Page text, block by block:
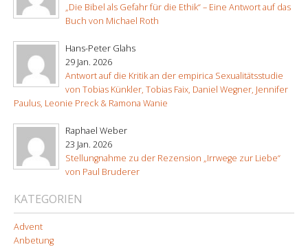
„Die Bibel als Gefahr für die Ethik“ – Eine Antwort auf das
Buch von Michael Roth
Hans-Peter Glahs
29 Jan. 2026
Antwort auf die Kritik an der empirica Sexualitätsstudie
von Tobias Künkler, Tobias Faix, Daniel Wegner, Jennifer
Paulus, Leonie Preck & Ramona Wanie
Raphael Weber
23 Jan. 2026
Stellungnahme zu der Rezension „Irrwege zur Liebe“
von Paul Bruderer
KATEGORIEN
Advent
Anbetung